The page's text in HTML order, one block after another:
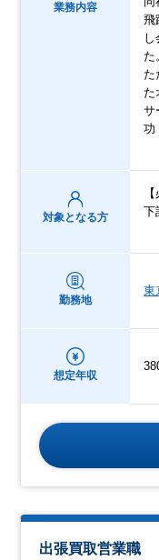
業務内容
飛
た
た
た
サ
功
対象となる方
下
勤務地
東
想定年収
出張買取営業職